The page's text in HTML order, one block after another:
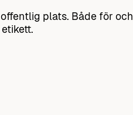
plats. Både för och